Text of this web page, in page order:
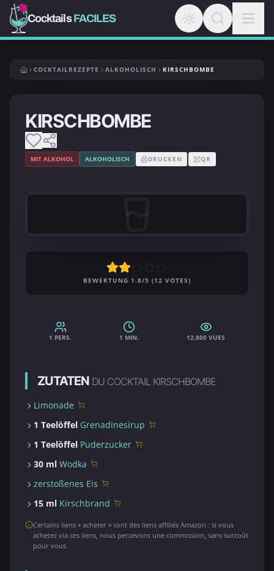
CocktailsFACILES
COCKTAILREZEPTE ALKOHOLISCH KIRSCHBOMBE
KIRSCHBOMBE
MIT ALKOHOL ALKOHOLISCH DRUCKEN QR
BEWERTUNG 1.8/5 (12 VOTES)
1 PERS. 1 MIN. 12,800 VUES
ZUTATEN DU COCKTAIL KIRSCHBOMBE
Limonade
1 Teelöffel Grenadinesirup
1 Teelöffel Puderzucker
30 ml Wodka
zerstoßenes Eis
15 ml Kirschbrand
Certains liens « acheter » sont des liens affiliés Amazon : si vous
achetez via ces liens, nous percevons une commission, sans surcoût
pour vous.